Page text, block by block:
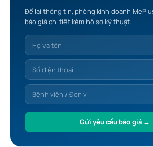
Để lại thông tin, phòng kinh doanh
báo giá chi tiết kèm hồ sơ kỹ thuật.
Gửi yêu cầu báo giá →